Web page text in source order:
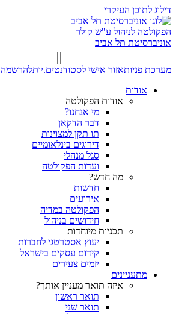
דילוג לתוכן העיקרי
הפקולטה לניהול ע"ש קולר
אוניברסיטת תל אביב
מערכת פניותאזור אישי לסטודנטים.יותלהרשמה
אודות
אודות הפקולטה
מי אנחנו?
דבר הדקאן
תו תקן למצוינות
דירוגים בינלאומיים
סגל מנהלי
ועדות הפקולטה
מה חדש?
חדשות
אירועים
הפקולטה במדיה
חידושים בניהול
תכניות מיוחדות
יעוץ אסטרטגי לחברות
קידום עסקים בישראל
יזמים צעירים
מתעניינים
איזה תואר מעניין אותך?
תואר ראשון
תואר שני